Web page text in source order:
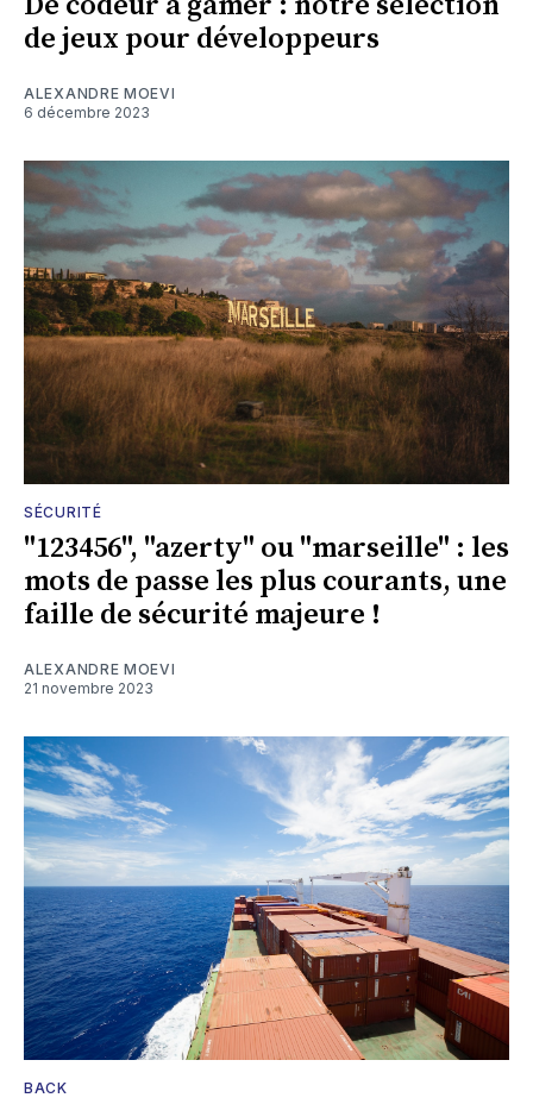
de jeux pour développeurs
ALEXANDRE MOEVI
6 décembre 2023
SÉCURITÉ
"123456", "azerty" ou "marseille" : les
mots de passe les plus courants, une
faille de sécurité majeure !
ALEXANDRE MOEVI
21 novembre 2023
BACK